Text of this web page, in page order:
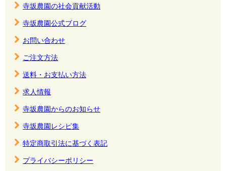
寺坂農園の社会貢献活動
寺坂農園公式ブログ
お問い合わせ
ご注文方法
送料・お支払い方法
求人情報
寺坂農園からのお知らせ
寺坂農園レシピ集
特定商取引法に基づく表記
プライバシーポリシー